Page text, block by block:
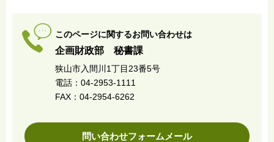
このページに関するお問い合わせは
企画財政部 秘書課
狭山市入間川1丁目23番5号
電話：04-2953-1111
FAX：04-2954-6262
問い合わせフォームメール